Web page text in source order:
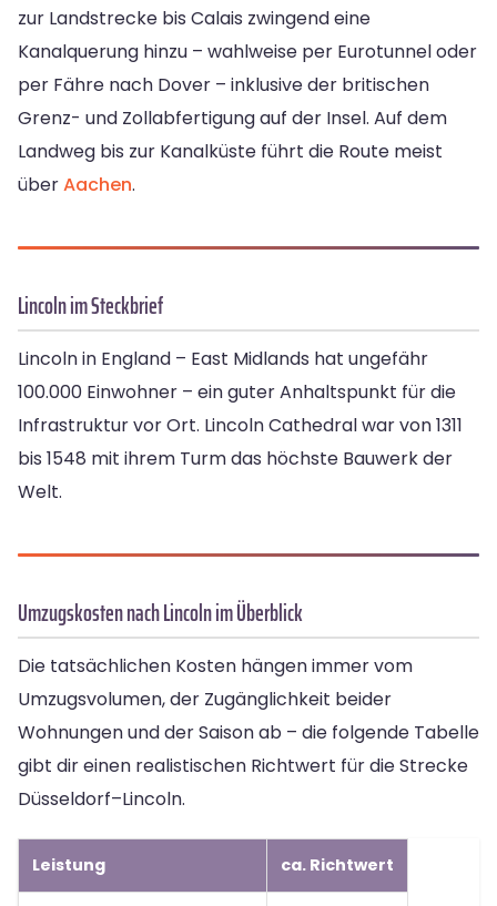
zur Landstrecke bis Calais zwingend eine
Kanalquerung hinzu – wahlweise per Eurotunnel oder
per Fähre nach Dover – inklusive der britischen
Grenz- und Zollabfertigung auf der Insel. Auf dem
Landweg bis zur Kanalküste führt die Route meist
überAachen.
Lincoln im Steckbrief
Lincoln in England – East Midlands hat ungefähr
100.000 Einwohner – ein guter Anhaltspunkt für die
Infrastruktur vor Ort. Lincoln Cathedral war von 1311
bis 1548 mit ihrem Turm das höchste Bauwerk der
Welt.
Umzugskosten nach Lincoln im Überblick
Die tatsächlichen Kosten hängen immer vom
Umzugsvolumen, der Zugänglichkeit beider
Wohnungen und der Saison ab – die folgende Tabelle
gibt dir einen realistischen Richtwert für die Strecke
Düsseldorf–Lincoln.
Leistung ca. Richtwert